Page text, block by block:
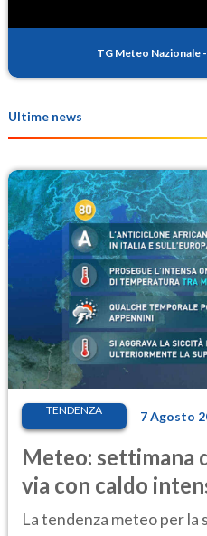
TG Meteo Nazionale -
Ultime news
TENDENZA 7 Agosto
Meteo: settimana
via con caldo
temporale
La tendenza meteo per